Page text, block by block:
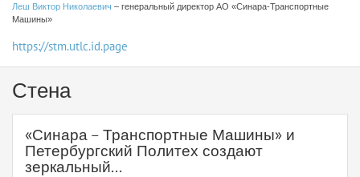
Леш Виктор Николаевич – генеральный директор АО «Синара-Транспортные
Машины»
https://stm.utlc.id.page
Стена
«Синара – Транспортные Машины» и
Петербургский Политех создают
зеркальный...